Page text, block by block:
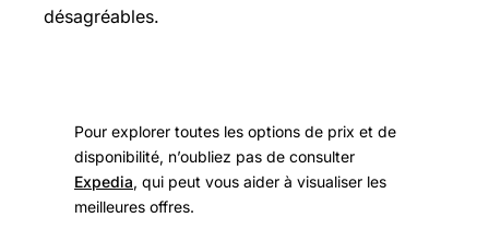
désagréables.
Pour explorer toutes les options de prix et de
disponibilité, n’oubliez pas de consulter
Expedia, qui peut vous aider à visualiser les
meilleures offres.